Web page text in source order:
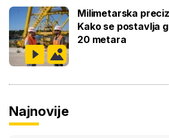
Milimetarska
Kako se postavlja
20 metara
Najnovije